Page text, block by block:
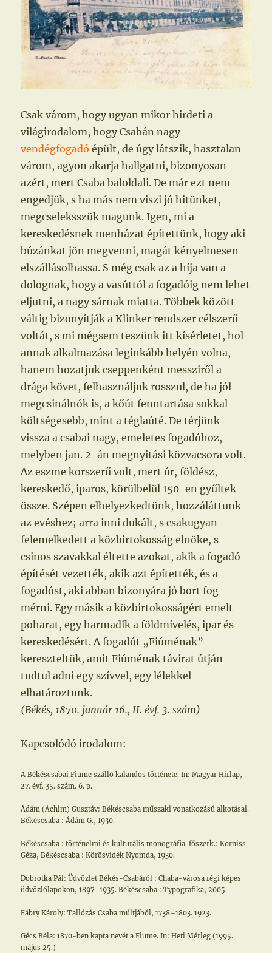
Csak várom, hogy ugyan mikor hirdeti a
világirodalom, hogy Csabán nagy
vendégfogadóépült, de úgy látszik, hasztalan
várom, agyon akarja hallgatni, bizonyosan
azért, mert Csaba baloldali. De már ezt nem
engedjük, s ha más nem viszi jó hitünket,
megcseleksszük magunk. Igen, mi a
kereskedésnek menházat építettünk, hogy aki
búzánkat jön megvenni, magát kényelmesen
elszállásolhassa. S még csak az a híja van a
dolognak, hogy a vasúttól a fogadóig nem lehet
eljutni, a nagy sárnak miatta. Többek között
váltig bizonyítják a Klinker rendszer célszerű
voltát, s mi mégsem teszünk itt kísérletet, hol
annak alkalmazása leginkább helyén volna,
hanem hozatjuk cseppenként messziről a
drága követ, felhasználjuk rosszul, de ha jól
megcsinálnók is, a kőút fenntartása sokkal
költségesebb, mint a téglaúté. De térjünk
vissza a csabai nagy, emeletes fogadóhoz,
melyben jan. 2-án megnyitási közvacsora volt.
Az eszme korszerű volt, mert úr, földész,
kereskedő, iparos, körülbelül 150-en gyűltek
össze. Szépen elhelyezkedtünk, hozzáláttunk
az evéshez; arra inni dukált, s csakugyan
felemelkedett a közbirtokosság elnöke, s
csinos szavakkal éltette azokat, akik a fogadó
építését vezették, akik azt építették, és a
fogadóst, aki abban bizonyára jó bort fog
mérni. Egy másik a közbirtokosságért emelt
poharat, egy harmadik a földmívelés, ipar és
kereskedésért. A fogadót „Fiúménak”
kereszteltük, amit Fiúménak távirat útján
tudtul adni egy szívvel, egy lélekkel
elhatároztunk.
(Békés, 1870. január 16., II. évf. 3. szám)
Kapcsolódó irodalom:
A Békéscsabai Fiume szálló kalandos története. In: Magyar Hírlap,
27. évf. 35. szám. 6. p.
Ádám (Áchim) Gusztáv: Békéscsaba műszaki vonatkozású alkotásai.
Békéscsaba : Ádám G., 1930.
Békéscsaba : történelmi és kulturális monográfia. főszerk.: Korniss
Géza, Békéscsaba : Körösvidék Nyomda, 1930.
Dobrotka Pál: Üdvözlet Békés-Csabáról : Chaba-városa régi képes
üdvözlőlapokon, 1897–1935. Békéscsaba : Typografika, 2005.
Fábry Károly: Tallózás Csaba múltjából, 1738–1803. 1923.
Gécs Béla: 1870-ben kapta nevét a Fiume. In: Heti Mérleg (1995.
május 25.)